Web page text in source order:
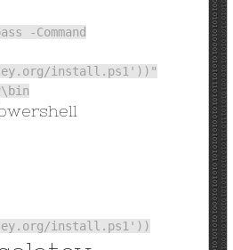
-Command
install.ps1'))"
install.ps1'))